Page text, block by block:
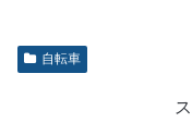
自転車